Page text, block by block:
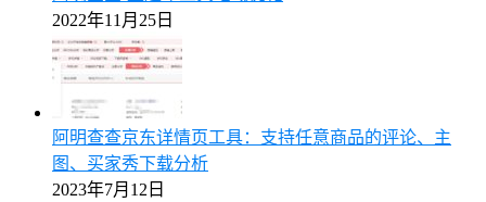
2022年11月25日
阿明查查京东详情页工具：支持任意商品的评论、主
图、买家秀下载分析
2023年7月12日